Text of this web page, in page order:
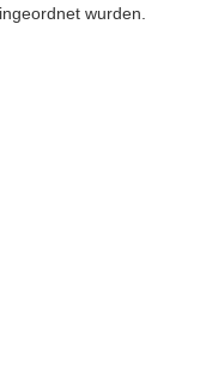
wurden.